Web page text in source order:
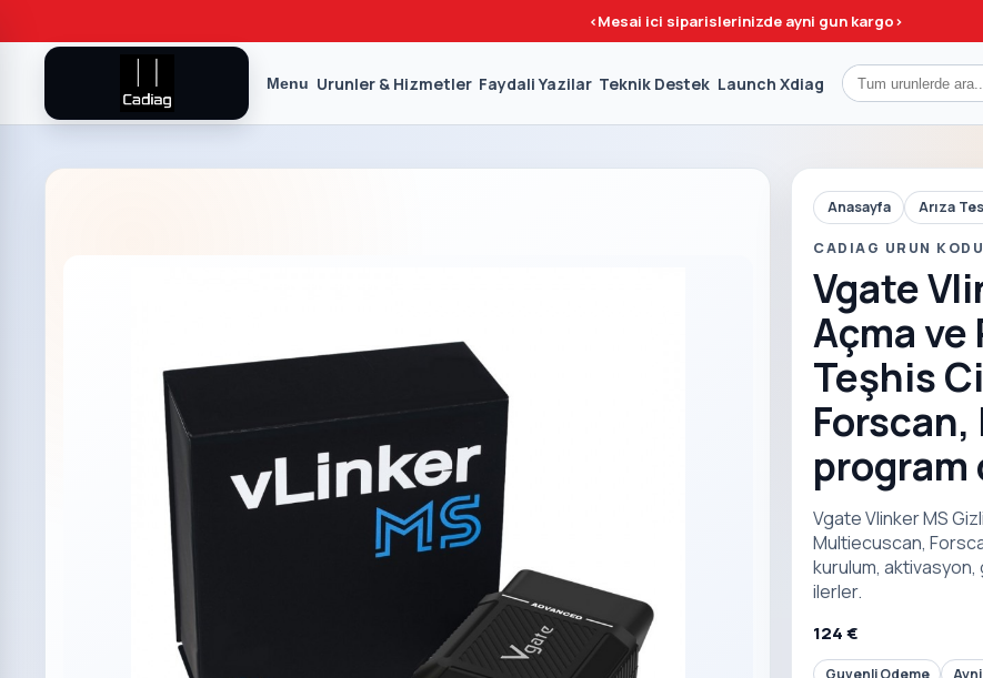
<Mesai ici siparislerinizde ayni gun kargo>
Menu Urunler & Hizmetler Faydali Yazilar Teknik Destek Launch Xdiag
Anasayfa Arıza
CADIAG URUN
Vgate
Açma ve
Teşhis
Forscan,
program
Vgate Vlinker MS
Multiecuscan,
kurulum,
ilerler.
124 €
Guvenli Odeme